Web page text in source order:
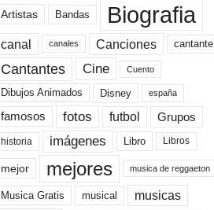
Artistas Bandas Biografia
canal canales Canciones cantante
Cantantes Cine Cuento
Dibujos Animados Disney españa
famosos fotos futbol Grupos
historia imágenes Libro Libros
mejor mejores musica de reggaeton
Musica Gratis musical musicas